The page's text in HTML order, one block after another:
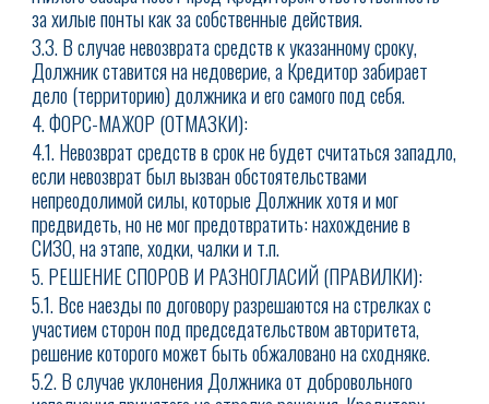
за хилые понты как за собственные действия.
3.3. В случае невозврата средств к указанному сроку,
Должник ставится на недоверие, а Кредитор забирает
дело (территорию) должника и его самого под себя.
4. ФОРС-МАЖОР (ОТМАЗКИ):
4.1. Невозврат средств в срок не будет считаться западло,
если невозврат был вызван обстоятельствами
непреодолимой силы, которые Должник хотя и мог
предвидеть, но не мог предотвратить: нахождение в
СИЗО, на этапе, ходки, чалки и т.п.
5. РЕШЕНИЕ СПОРОВ И РАЗНОГЛАСИЙ (ПРАВИЛКИ):
5.1. Все наезды по договору разрешаются на стрелках с
участием сторон под председательством авторитета,
решение которого может быть обжаловано на сходняке.
5.2. В случае уклонения Должника от добровольного